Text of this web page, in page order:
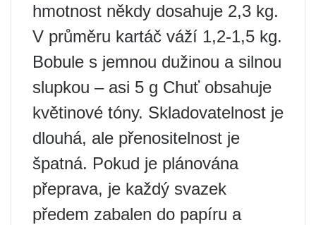
hmotnost někdy dosahuje 2,3 kg.
V průměru kartáč váží 1,2-1,5 kg.
Bobule s jemnou dužinou a silnou
slupkou – asi 5 g Chuť obsahuje
květinové tóny. Skladovatelnost je
dlouhá, ale přenositelnost je
špatná. Pokud je plánována
přeprava, je každý svazek
předem zabalen do papíru a